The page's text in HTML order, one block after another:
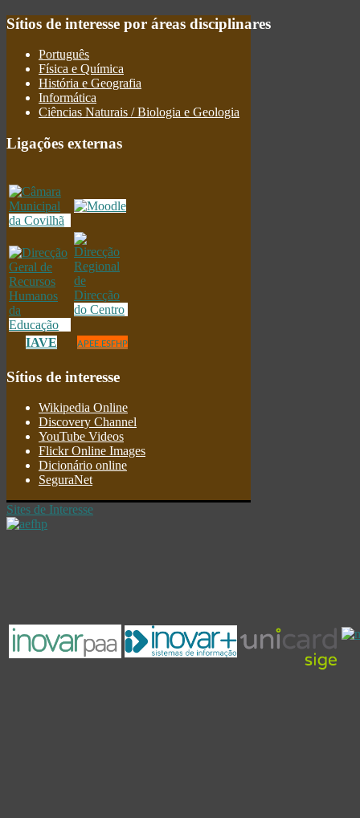
Sítios de interesse por áreas disciplinares
Português
Física e Química
História e Geografia
Informática
Ciências Naturais / Biologia e Geologia
Ligações externas
IAVE APEE.ESFHP
Sítios de interesse
Wikipedia Online
Discovery Channel
YouTube Videos
Flickr Online Images
Dicionário online
SeguraNet
Sites de Interesse